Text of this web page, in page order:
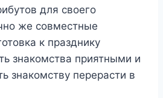
для своего
же совместные
к празднику
знакомства приятными и
знакомству перерасти в